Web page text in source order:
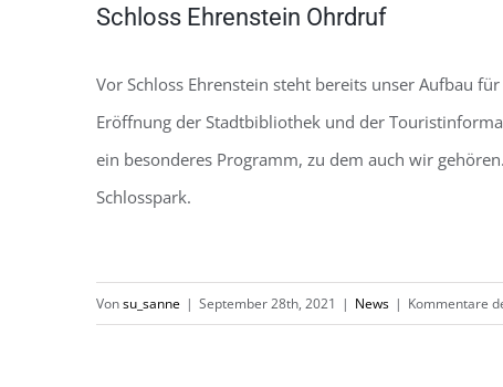
Schloss Ehrenstein Ohrdruf
Vor Schloss Ehrenstein steht bereits unser Aufbau
Eröffnung der Stadtbibliothek und der
ein besonderes Programm, zu dem auch wir
Schlosspark.
Vonsu_sanne | September 28th, 2021 | News | Kommentare